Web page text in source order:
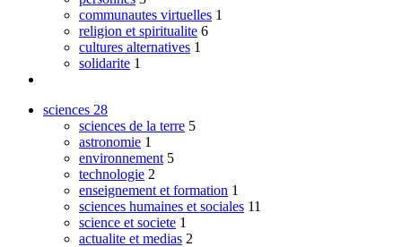
communautes virtuelles 1
religion et spiritualite 6
cultures alternatives 1
solidarite 1
sciences 28
sciences de la terre 5
astronomie 1
environnement 5
technologie 2
enseignement et formation 1
sciences humaines et sociales 11
science et societe 1
actualite et medias 2